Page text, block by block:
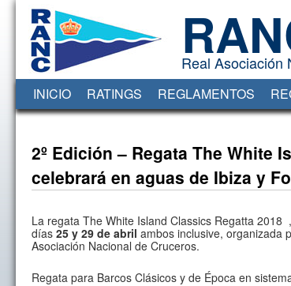
Real Asociación
INICIO RATINGS REGLAMENTOS
2º Edición – Regata The White
celebrará en aguas de Ibiza y
La regata The White Island Classics Regatta
días 25 y 29 de abril ambos inclusive, organizada
Asociación Nacional de Cruceros.
Regata para Barcos Clásicos y de Época en